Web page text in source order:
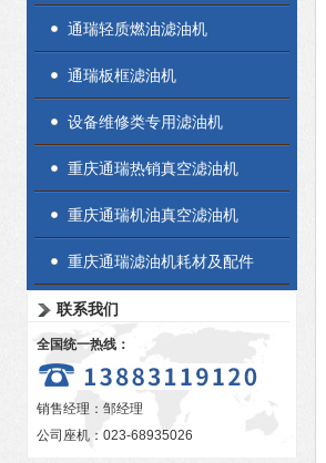
通瑞轻质燃油滤油机
通瑞板框滤油机
设备维修类专用滤油机
重庆通瑞热销真空滤油机
重庆通瑞机油真空滤油机
重庆通瑞滤油机耗材及配件
联系我们
全国统一热线：
销售经理：邹经理
公司座机：023-68935026